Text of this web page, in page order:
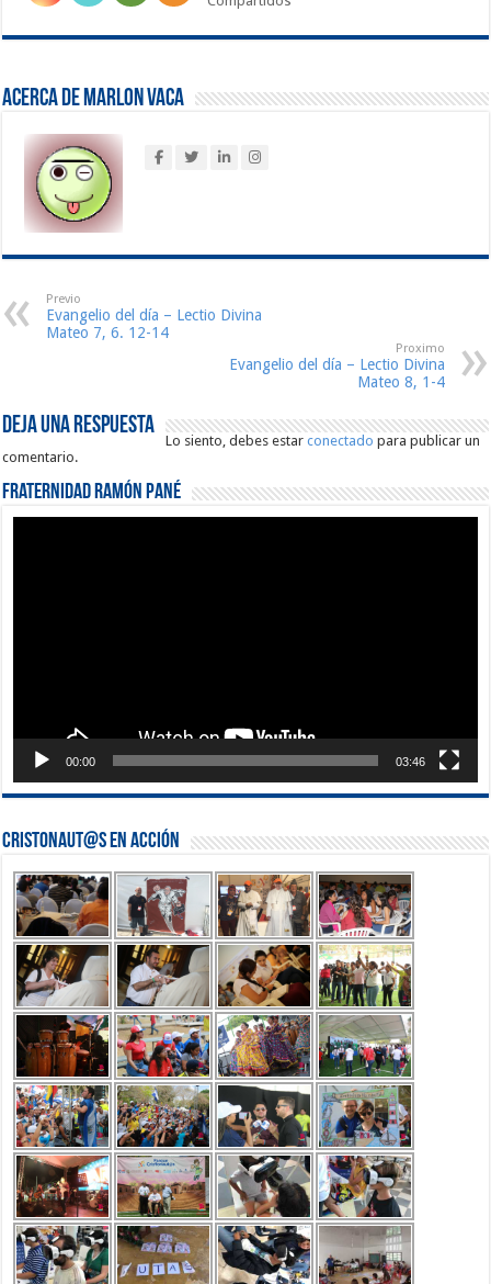
Acerca de Marlon Vaca
Previo
Evangelio del día – Lectio Divina
Mateo 7, 6. 12-14
Proximo
Evangelio del día – Lectio Divina
Mateo 8, 1-4
Deja una respuesta
Lo siento, debes estarconectado para publicar un
comentario.
Fraternidad Ramón Pané
00:00 03:46
Cristonaut@s en Acción